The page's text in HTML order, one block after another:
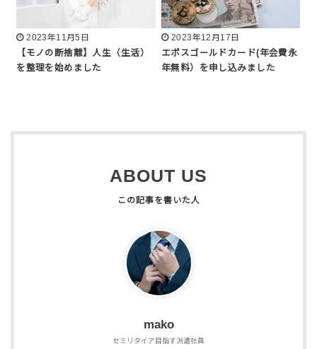
2023年11月5日
【モノの断捨離】人生（生活）
を整理を始めました
2023年12月17日
エポスゴールドカード(年会費永
年無料）を申し込みました
ABOUT US
mako
セミリタイア目指す派遣社員